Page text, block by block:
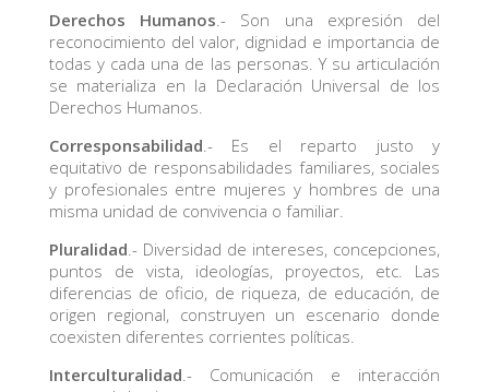
Derechos Humanos.- Son una expresión del
reconocimiento del valor, dignidad e importancia de
todas y cada una de las personas. Y su articulación
se materializa en la Declaración Universal de los
Derechos Humanos.
Corresponsabilidad.- Es el reparto justo y
equitativo de responsabilidades familiares, sociales
y profesionales entre mujeres y hombres de una
misma unidad de convivencia o familiar.
Pluralidad.- Diversidad de intereses, concepciones,
puntos de vista, ideologías, proyectos, etc. Las
diferencias de oficio, de riqueza, de educación, de
origen regional, construyen un escenario donde
coexisten diferentes corrientes políticas.
Interculturalidad.- Comunicación e interacción